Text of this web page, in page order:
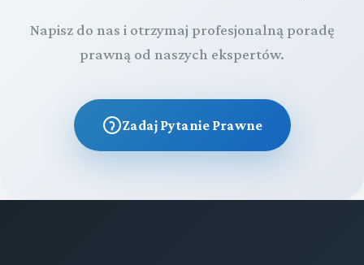
Napisz do nas i otrzymaj profesjonalną poradę
prawną od naszych ekspertów.
Zadaj Pytanie Prawne